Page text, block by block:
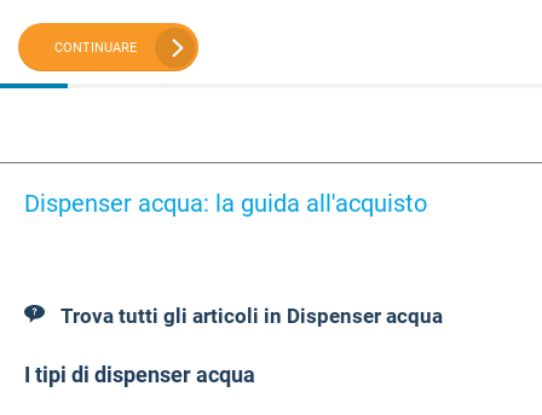
CONTINUARE
Dispenser acqua: la guida all'acquisto
Trova tutti gli articoli in Dispenser acqua
I tipi di dispenser acqua